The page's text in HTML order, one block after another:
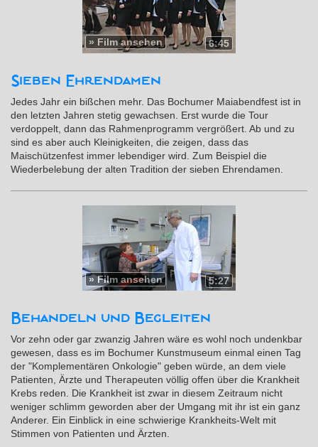
6:45
» Film ansehen
Sieben Ehrendamen
Jedes Jahr ein bißchen mehr. Das Bochumer Maiabendfest ist in
den letzten Jahren stetig gewachsen. Erst wurde die Tour
verdoppelt, dann das Rahmenprogramm vergrößert. Ab und zu
sind es aber auch Kleinigkeiten, die zeigen, dass das
Maischützenfest immer lebendiger wird. Zum Beispiel die
Wiederbelebung der alten Tradition der sieben Ehrendamen.
5:27
»Film ansehen
Behandeln und Begleiten
Vor zehn oder gar zwanzig Jahren wäre es wohl noch undenkbar
gewesen, dass es im Bochumer Kunstmuseum einmal einen Tag
der "Komplementären Onkologie" geben würde, an dem viele
Patienten, Ärzte und Therapeuten völlig offen über die Krankheit
Krebs reden. Die Krankheit ist zwar in diesem Zeitraum nicht
weniger schlimm geworden aber der Umgang mit ihr ist ein ganz
Anderer. Ein Einblick in eine schwierige Krankheits-Welt mit
Stimmen von Patienten und Ärzten.